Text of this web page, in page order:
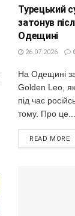
Турецький
затонув
Одещині
26.07.2026
На Одещині
Golden Leo,
під час
тому. Про це...
READ MORE